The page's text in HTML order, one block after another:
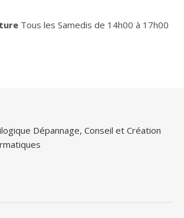
Tous les Samedis de 14h00 à 17h00
Dépannage, Conseil et Création